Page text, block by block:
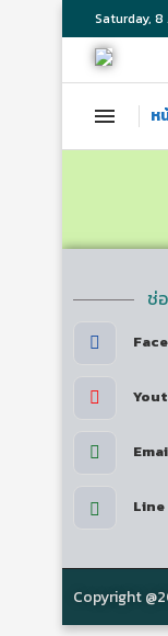
Saturday,
ห
ช่
Line
Copyright